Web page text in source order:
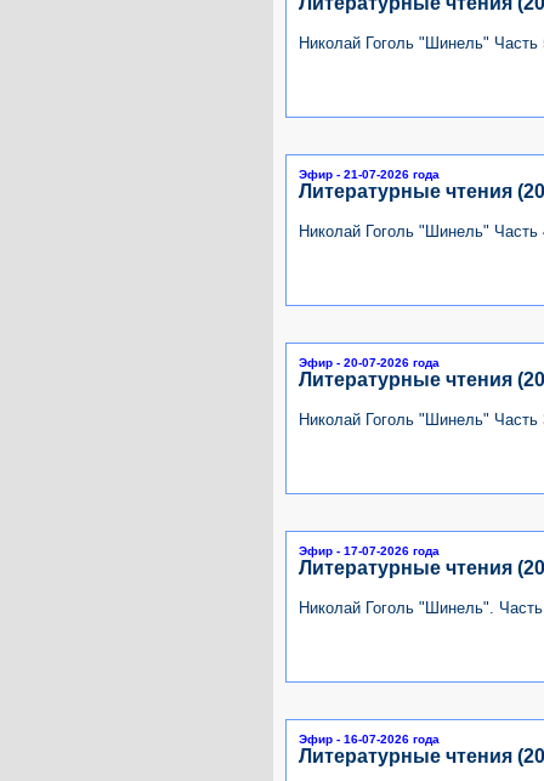
Николай Гоголь "Шинель" Часть
Эфир - 21-07-2026 года
Литературные чтения
Николай Гоголь "Шинель" Часть
Эфир - 20-07-2026 года
Литературные чтения
Николай Гоголь "Шинель" Часть
Эфир - 17-07-2026 года
Литературные чтения
Николай Гоголь "Шинель".
Эфир - 16-07-2026 года
Литературные чтения